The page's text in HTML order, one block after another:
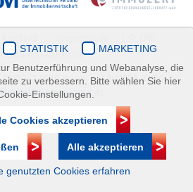
2 1070 Wien | +43(1)505 32 50 |
STATISTIK
MARKETING
Benutzerführung und Webanalyse, die
zu verbessern. Bitte wählen Sie hier
Einstellungen.
Cookies akzeptieren
Alle akzeptieren
genutzten Cookies erfahren